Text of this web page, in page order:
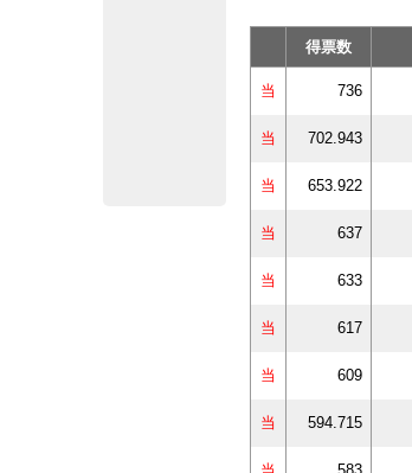
得票数
当 736
当 702.943
当 653.922
当 637
当 633
当 617
当 609
当 594.715